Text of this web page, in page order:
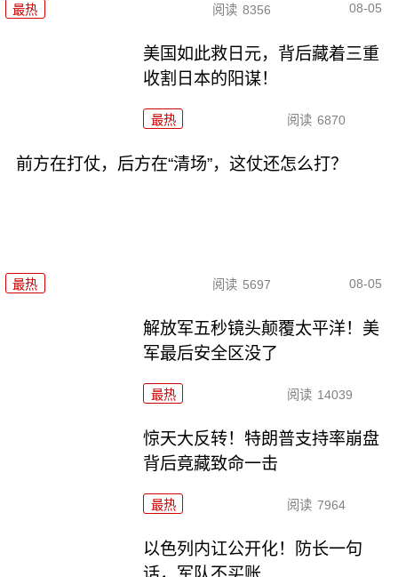
最热 阅读 8356 08-05
美国如此救日元，背后藏着三重
收割日本的阳谋！
最热 阅读 6870
前方在打仗，后方在“清场”，这仗还怎么打？
最热 阅读 5697 08-05
解放军五秒镜头颠覆太平洋！美
军最后安全区没了
最热 阅读 14039
惊天大反转！特朗普支持率崩盘
背后竟藏致命一击
最热 阅读 7964
以色列内讧公开化！防长一句